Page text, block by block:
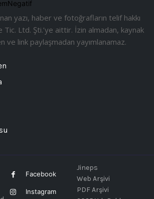
yazı, haber ve fotoğrafların telif hakkı
Tic. Ltd. Şti.’ye aittir. İzin almadan, kaynak
ve link paylaşmadan yayımlanamaz.
Facebook
Instagram
Jineps
Web Arşivi
PDF Arşivi